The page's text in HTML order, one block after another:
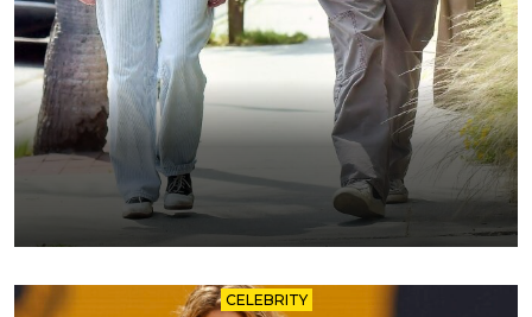
CELEBRITY